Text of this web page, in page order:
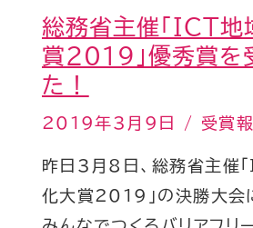
総務省主催「ICT地
賞2019」優秀賞を
た！
2019年3月9日 / 受賞
昨日3月8日、総務省主催
化大賞2019」の決勝大会
性
化
大
賞
優
秀